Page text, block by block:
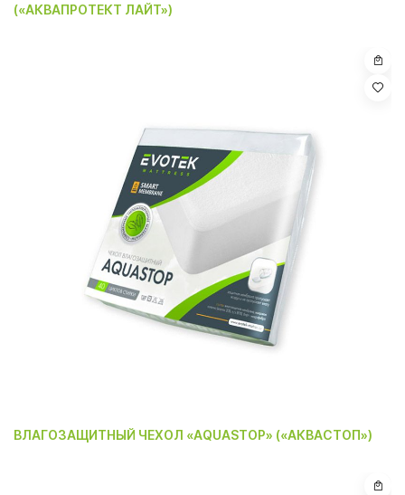
(«АКВАПРОТЕКТ ЛАЙТ»)
ВЛАГОЗАЩИТНЫЙ ЧЕХОЛ «AQUASTOP» («АКВАСТОП»)